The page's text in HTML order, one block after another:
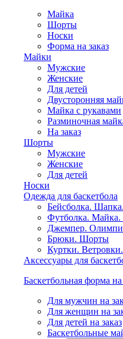
Майка
Шорты
Носки
Форма на заказ
Майки
Мужские
Женские
Для детей
Двусторонняя
Майка с рукавами
Разминочная
На заказ
Шорты
Мужские
Женские
Для детей
Носки
Одежда для баскетбола
Бейсболка.
Футболка.
Джемпер.
Брюки. Шорты
Куртки.
Аксессуары для
Баскетбольная форма
Для мужчин на
Для женщин на
Для детей на заказ
Баскетбольные